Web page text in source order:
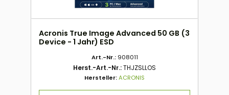
Acronis True Image Advanced 50 GB (3
Device - 1 Jahr) ESD
Art.-Nr.: 908011
Herst.-Art.-Nr.:THJZSLLOS
Hersteller:ACRONIS